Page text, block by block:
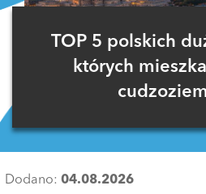
TOP 5 polskich
których
Dodano: 04.08.2026